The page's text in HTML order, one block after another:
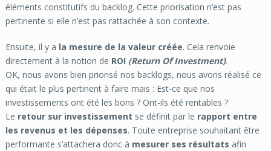
éléments constitutifs du backlog. Cette priorisation n’est pas
pertinente si elle n’est pas rattachée à son contexte.
Ensuite, il y a la mesure de la valeur créée. Cela renvoie
directement à la notion de ROI (Return Of Investment).
OK, nous avons bien priorisé nos backlogs, nous avons réalisé ce
qui était le plus pertinent à faire mais : Est-ce que nos
investissements ont été les bons ? Ont-ils été rentables ?
Le retour sur investissement se définit par le rapport entre
les revenus et les dépenses. Toute entreprise souhaitant être
performante s’attachera donc à mesurer ses résultats afin